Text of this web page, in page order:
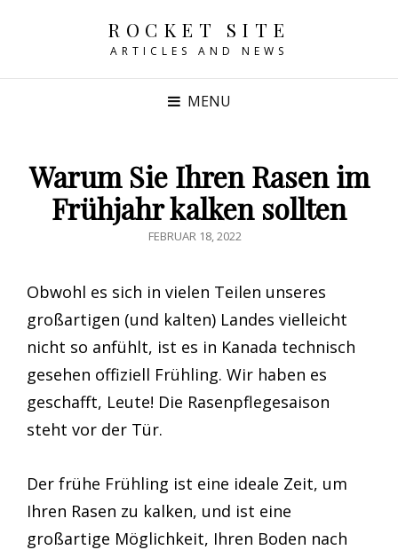
ROCKET SITE
ARTICLES AND NEWS
MENU
Warum Sie Ihren Rasen im
Frühjahr kalken sollten
POSTED
FEBRUAR 18, 2022
Obwohl es sich in vielen Teilen unseres
großartigen (und kalten) Landes vielleicht
nicht so anfühlt, ist es in Kanada technisch
gesehen offiziell Frühling. Wir haben es
geschafft, Leute! Die Rasenpflegesaison
steht vor der Tür.
Der frühe Frühling ist eine ideale Zeit, um
Ihren Rasen zu kalken, und ist eine
großartige Möglichkeit, Ihren Boden nach